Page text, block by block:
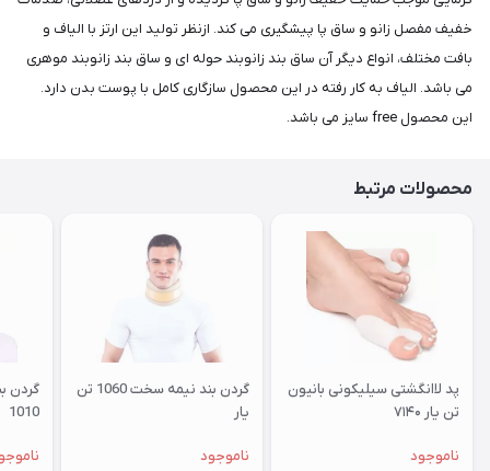
خفیف مفصل زانو و ساق پا پیشگیری می کند. ازنظر تولید این ارتز با الیاف و
بافت مختلف، انواع دیگر آن ساق بند زانوبند حوله ای و ساق بند زانوبند موهری
می باشد. الیاف به کار رفته در این محصول سازگاری کامل با پوست بدن دارد.
این محصول free سایز می باشد.
محصولات مرتبط
پد لاانگشتی سیلیکونی بانیون
تن یار ۷۱۴۰
ناموجود
گردن بند نیمه سخت 1060 تن
یار
ناموجود
گردن
1010